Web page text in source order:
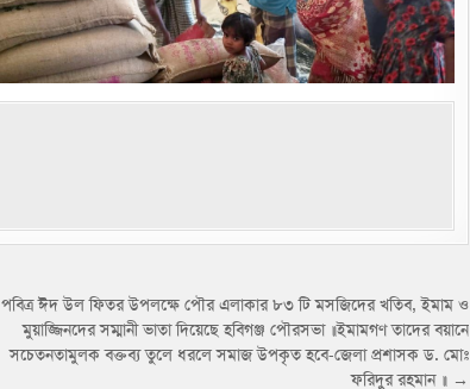
পবিত্র ঈদ উল ফিতর উপলক্ষে পৌর এলাকার ৮৩ টি মসজিদের খতিব, ইমাম ও
মুয়াজ্জিনদের সম্মানী ভাতা দিয়েছে হবিগঞ্জ পৌরসভা ॥ইমামগণ তাদের বয়ানে
সচেতনতামুলক বক্তব্য তুলে ধরলে সমাজ উপকৃত হবে-জেলা প্রশাসক ড. মোঃ
ফরিদুর রহমান ॥ →